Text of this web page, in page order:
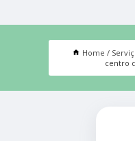
Home
centro